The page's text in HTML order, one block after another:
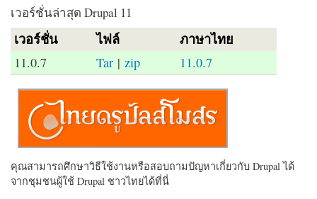
เวอร์ชั่นล่าสุด Drupal 11
เวอร์ชั่น ไฟล์ ภาษาไทย
11.0.7 Tar | zip 11.0.7
คุณสามารถศึกษาวิธีใช้งานหรือสอบถามปัญหาเกี่ยวกับ Drupal ได้
จากชุมชนผู้ใช้ Drupal ชาวไทยได้ที่นี่